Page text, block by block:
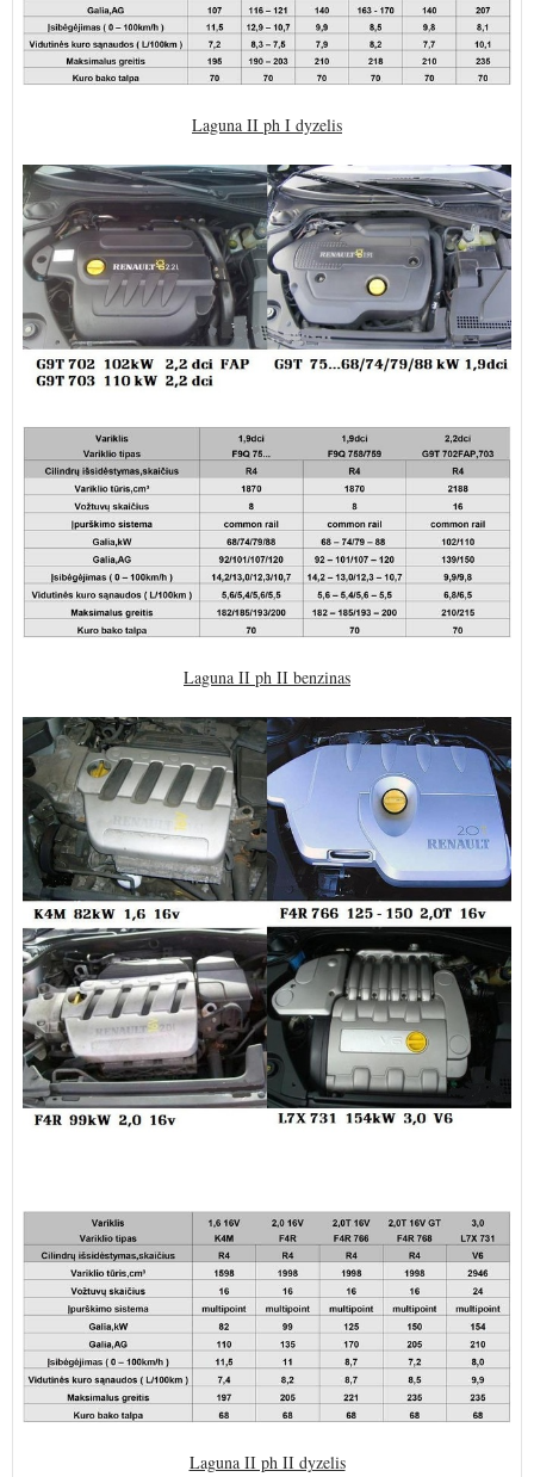
Laguna II ph I dyzelis
Laguna II ph II benzinas
Laguna II ph II dyzelis